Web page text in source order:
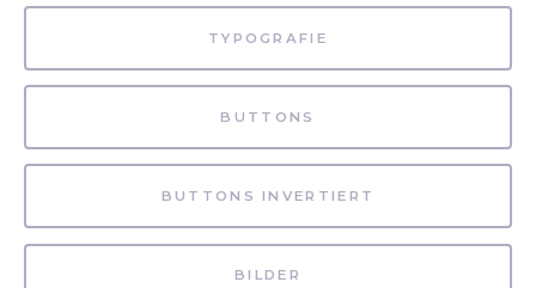
TYPOGRAFIE
BUTTONS
BUTTONS INVERTIERT
BILDER